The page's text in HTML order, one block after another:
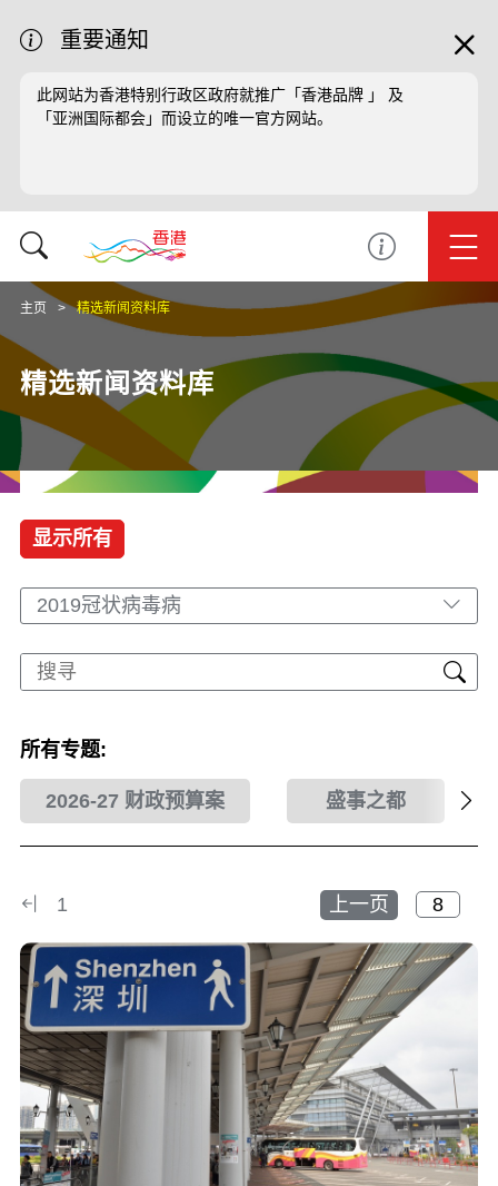
重要通知
此网站为香港特别行政区政府就推广「香港品牌 」 及
「亚洲国际都会」而设立的唯一官方网站。
主页 精选新闻资料库
精选新闻资料库
显示所有
2019冠状病毒病
所有专题:
2026-27 财政预算案 盛事之都
1 上一页